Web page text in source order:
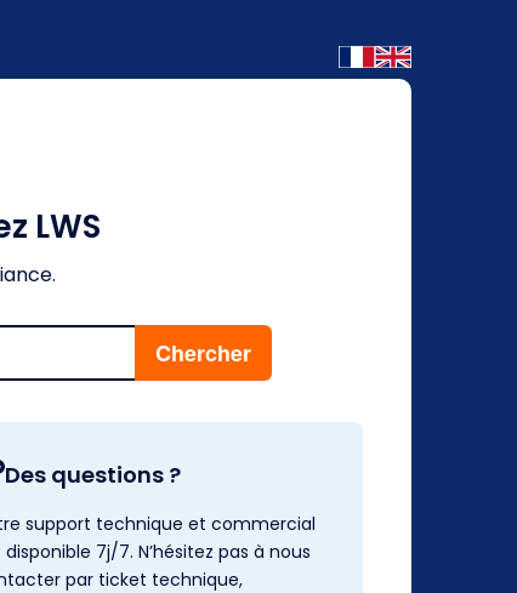
LWS
Des questions ?
support technique et commercial
7j/7. N’hésitez pas à nous
par ticket technique,